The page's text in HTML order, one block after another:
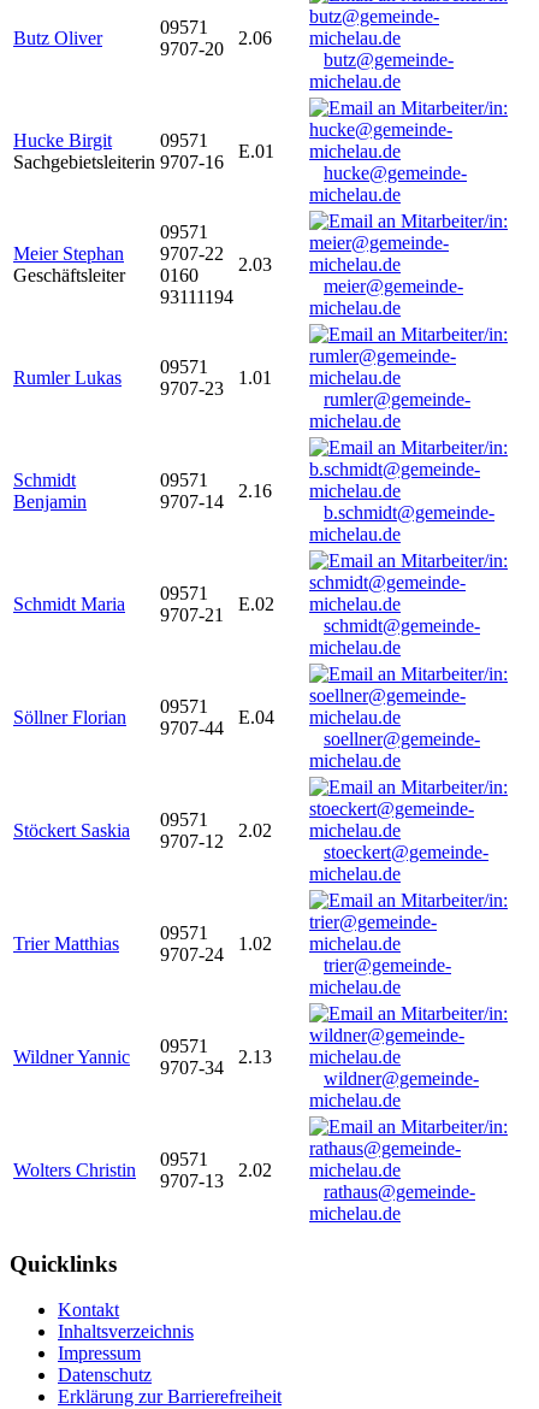
Butz Oliver
09571
9707-20
2.06
butz@gemeinde-
michelau.de
Hucke Birgit
Sachgebietsleiterin
09571
9707-16
E.01
hucke@gemeinde-
michelau.de
Meier Stephan
Geschäftsleiter
09571
9707-22
0160
93111194
2.03
meier@gemeinde-
michelau.de
Rumler Lukas
09571
9707-23
1.01
rumler@gemeinde-
michelau.de
Schmidt
Benjamin
09571
9707-14
2.16
b.schmidt@gemeinde-
michelau.de
Schmidt Maria
09571
9707-21
E.02
schmidt@gemeinde-
michelau.de
Söllner Florian
09571
9707-44
E.04
soellner@gemeinde-
michelau.de
Stöckert Saskia
09571
9707-12
2.02
stoeckert@gemeinde-
michelau.de
Trier Matthias
09571
9707-24
1.02
trier@gemeinde-
michelau.de
Wildner Yannic
09571
9707-34
2.13
wildner@gemeinde-
michelau.de
Wolters Christin
09571
9707-13
2.02
rathaus@gemeinde-
michelau.de
Quicklinks
Kontakt
Inhaltsverzeichnis
Impressum
Datenschutz
Erklärung zur Barrierefreiheit